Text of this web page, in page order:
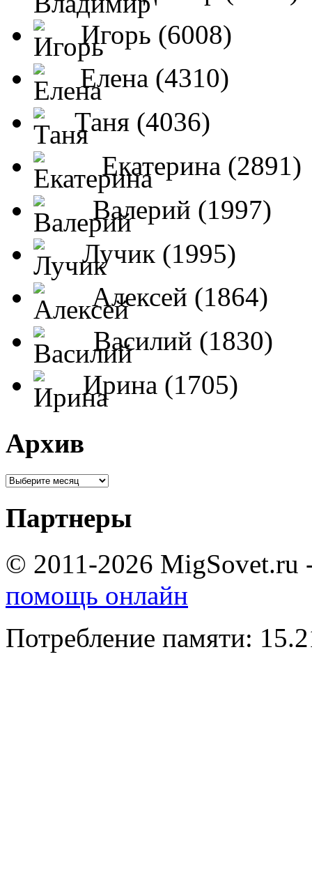
Игорь (6008)
Елена (4310)
Таня (4036)
Екатерина (2891)
Валерий (1997)
Лучик (1995)
Алексей (1864)
Василий (1830)
Ирина (1705)
Архив
Партнеры
© 2011-2026 MigSovet.ru
помощь онлайн
Потребление памяти: